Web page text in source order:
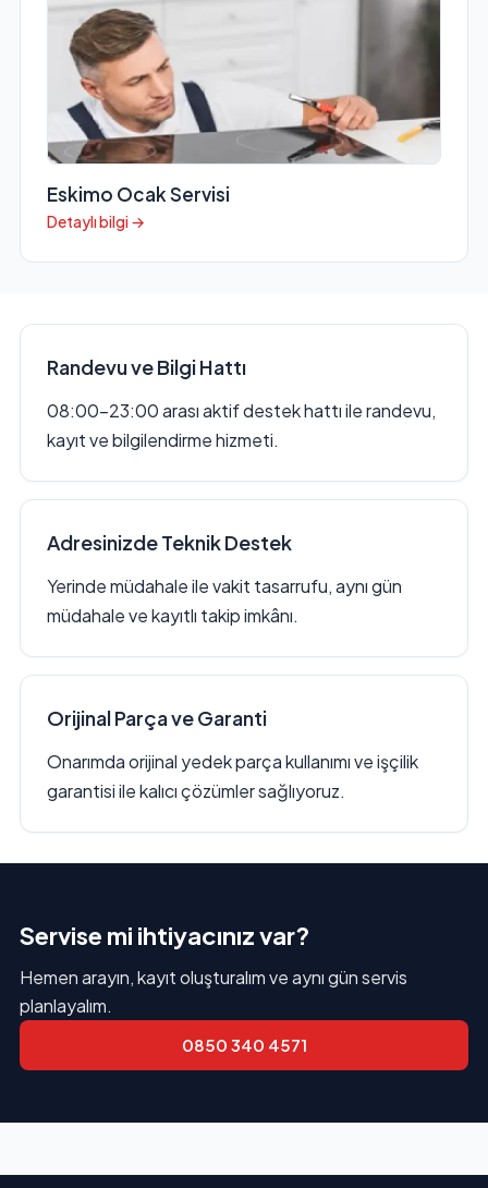
Eskimo Ocak Servisi
Detaylı bilgi →
Randevu ve Bilgi Hattı
08:00–23:00 arası aktif destek hattı ile randevu,
kayıt ve bilgilendirme hizmeti.
Adresinizde Teknik Destek
Yerinde müdahale ile vakit tasarrufu, aynı gün
müdahale ve kayıtlı takip imkânı.
Orijinal Parça ve Garanti
Onarımda orijinal yedek parça kullanımı ve işçilik
garantisi ile kalıcı çözümler sağlıyoruz.
Servise mi ihtiyacınız var?
Hemen arayın, kayıt oluşturalım ve aynı gün servis
planlayalım.
0850 340 4571